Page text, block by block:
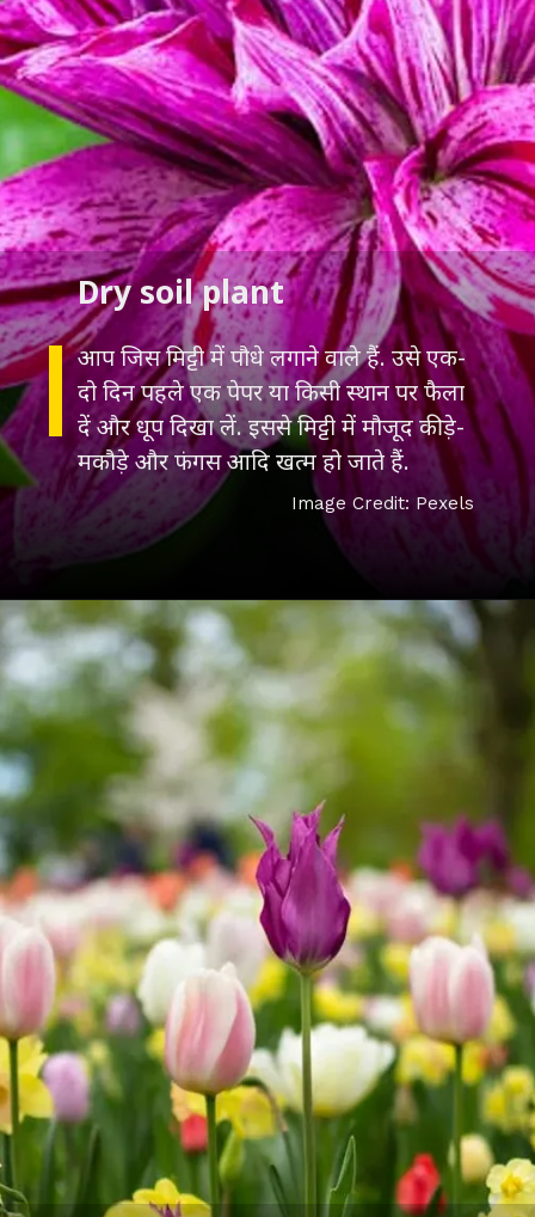
आप जिस मिट्टी में पौधे लगाने वाले हैं. उसे एक-
दो दिन पहले एक पेपर या किसी स्थान पर फैला
दें और धूप दिखा लें. इससे मिट्टी में मौजूद कीड़े-
मकौड़े और फंगस आदि खत्म हो जाते हैं.
Dry soil plant
Image Credit: Pexels